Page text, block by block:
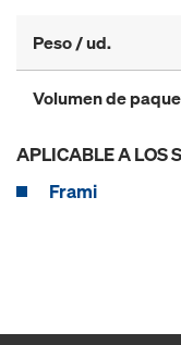
Peso / ud.
Volumen de
APLICABLE A LOS
Frami